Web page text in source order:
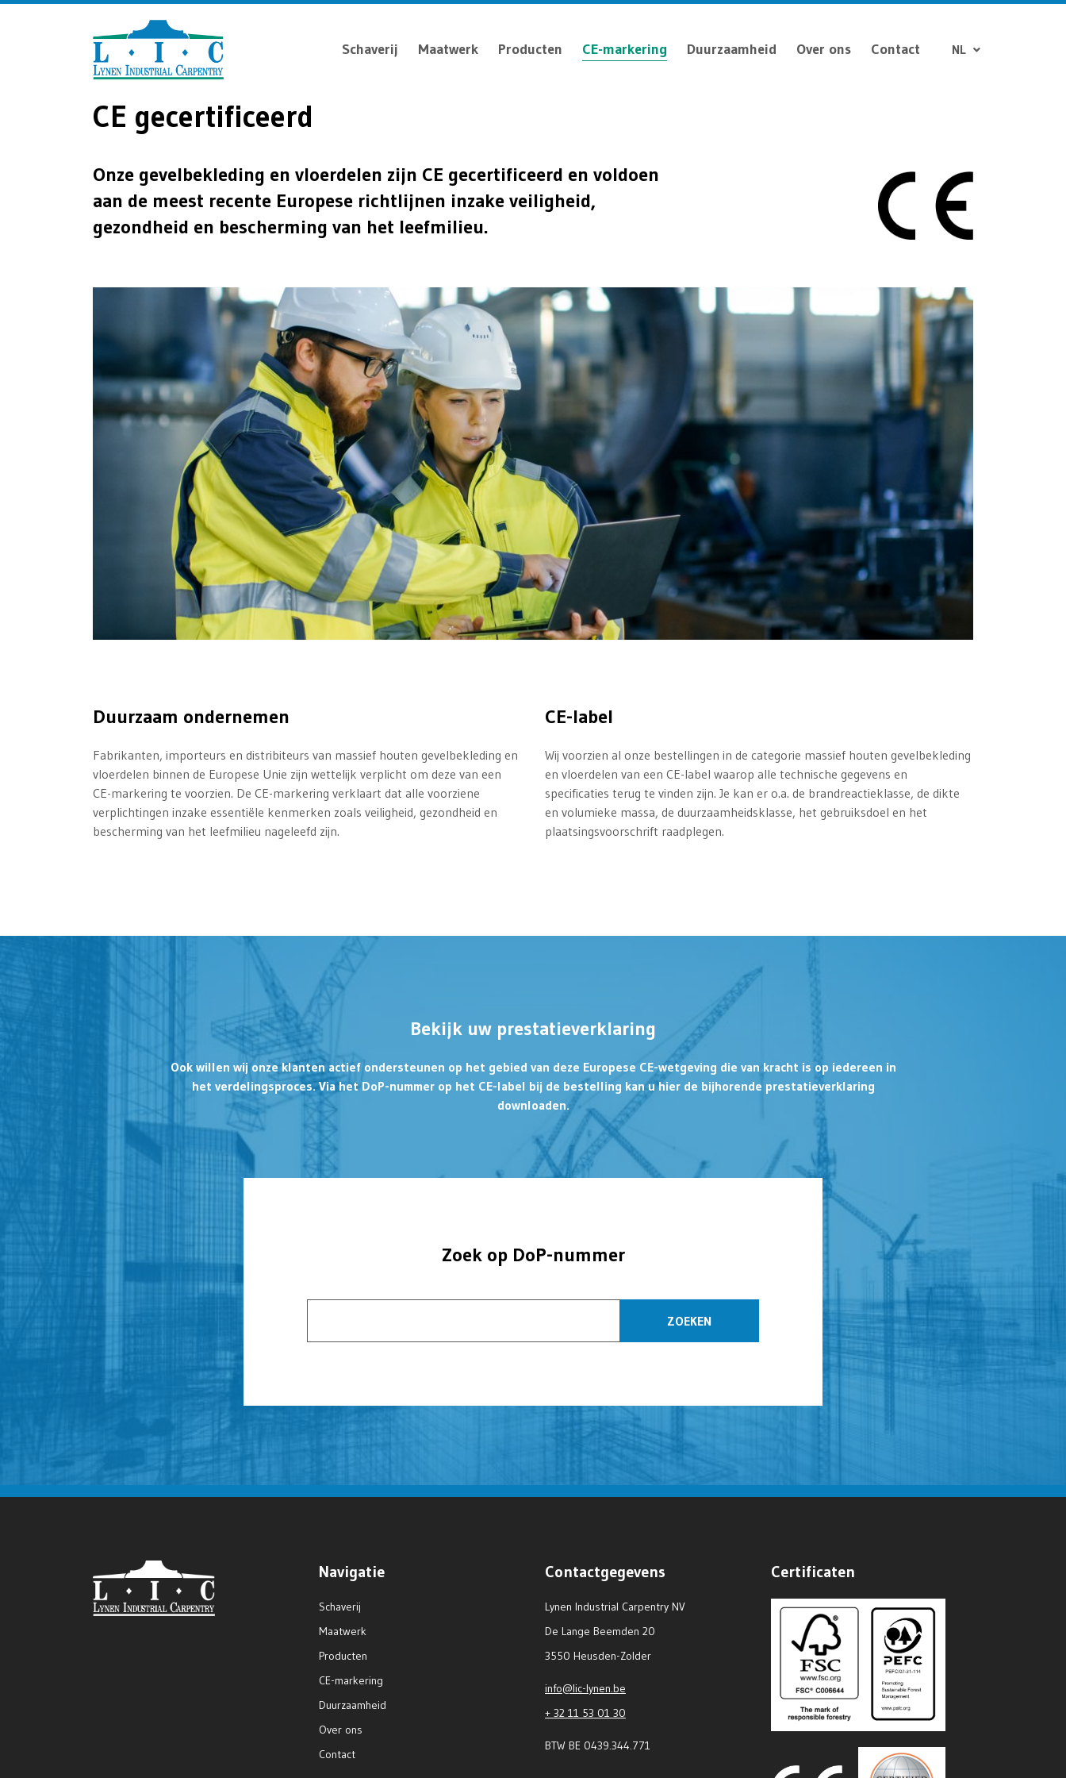
Schaverij Maatwerk Producten CE-markering Duurzaamheid Over ons Contact NL
CE gecertificeerd
Onze gevelbekleding en vloerdelen zijn CE gecertificeerd en voldoen
aan de meest recente Europese richtlijnen inzake veiligheid,
gezondheid en bescherming van het leefmilieu.
Duurzaam ondernemen
Fabrikanten, importeurs en distribiteurs van massief houten gevelbekleding en
vloerdelen binnen de Europese Unie zijn wettelijk verplicht om deze van een
CE-markering te voorzien. De CE-markering verklaart dat alle voorziene
verplichtingen inzake essentiële kenmerken zoals veiligheid, gezondheid en
bescherming van het leefmilieu nageleefd zijn.
CE-label
Wij voorzien al onze bestellingen in de categorie massief houten gevelbekleding
en vloerdelen van een CE-label waarop alle technische gegevens en
specificaties terug te vinden zijn. Je kan er o.a. de brandreactieklasse, de dikte
en volumieke massa, de duurzaamheidsklasse, het gebruiksdoel en het
plaatsingsvoorschrift raadplegen.
Bekijk uw prestatieverklaring
Ook willen wij onze klanten actief ondersteunen op het gebied van deze Europese CE-wetgeving die van kracht is op iedereen in
het verdelingsproces. Via het DoP-nummer op het CE-label bij de bestelling kan u hier de bijhorende prestatieverklaring
downloaden.
Zoek op DoP-nummer
ZOEKEN
Navigatie
Schaverij
Maatwerk
Producten
CE-markering
Duurzaamheid
Over ons
Contact
Contactgegevens
Lynen Industrial Carpentry NV
De Lange Beemden 20
3550 Heusden-Zolder
info@lic-lynen.be
+ 32 11 53 01 30
BTW BE 0439.344.771
Certificaten